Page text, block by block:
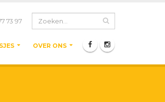
73 97
OVER ONS